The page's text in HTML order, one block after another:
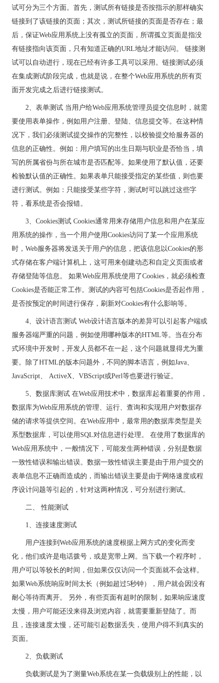
试可分为三个方面。首先，测试所有链接是否按指示的那样确实
链接到了该链接的页面；其次，测试所链接的页面是否存在；最
后，保证Web应用系统上没有孤立的页面，所谓孤立页面是指没
有链接指向该页面，只有知道正确的URL地址才能访问。 链接测
试可以自动进行，现在已经有许多工具可以采用。链接测试必须
在集成测试阶段完成，也就是说，在整个Web应用系统的所有页
面开发完成之后进行链接测试。
2、表单测试 当用户给Web应用系统管理员提交信息时，就需
要使用表单操作，例如用户注册、登陆、信息提交等。在这种情
况下，我们必须测试提交操作的完整性，以校验提交给服务器的
信息的正确性。例如：用户填写的出生日期与职业是否恰当，填
写的所属省份与所在城市是否匹配等。如果使用了默认值，还要
检验默认值的正确性。如果表单只能接受指定的某些值，则也要
进行测试。例如：只能接受某些字符，测试时可以跳过这些字
符，看系统是否会报错。
3、Cookies测试 Cookies通常用来存储用户信息和用户在某应
用系统的操作，当一个用户使用Cookies访问了某一个应用系统
时，Web服务器将发送关于用户的信息，把该信息以Cookies的形
式存储在客户端计算机上，这可用来创建动态和自定义页面或者
存储登陆等信息。 如果Web应用系统使用了Cookies，就必须检查
Cookies是否能正常工作。测试的内容可包括Cookies是否起作用，
是否按预定的时间进行保存，刷新对Cookies有什么影响等。
4、设计语言测试 Web设计语言版本的差异可以引起客户端或
服务器端严重的问题，例如使用哪种版本的HTML等。当在分布
式环境中开发时，开发人员都不在一起，这个问题就显得尤为重
要。除了HTML的版本问题外，不同的脚本语言，例如Java、
JavaScript、 ActiveX、VBScript或Perl等也要进行验证。
5、数据库测试 在Web应用技术中，数据库起着重要的作用，
数据库为Web应用系统的管理、运行、查询和实现用户对数据存
储的请求等提供空间。在Web应用中，最常用的数据库类型是关
系型数据库，可以使用SQL对信息进行处理。 在使用了数据库的
Web应用系统中，一般情况下，可能发生两种错误，分别是数据
一致性错误和输出错误。数据一致性错误主要是由于用户提交的
表单信息不正确而造成的，而输出错误主要是由于网络速度或程
序设计问题等引起的，针对这两种情况，可分别进行测试。
二、 性能测试
1、连接速度测试
用户连接到Web应用系统的速度根据上网方式的变化而变
化，他们或许是电话拨号，或是宽带上网。当下载一个程序时，
用户可以等较长的时间，但如果仅仅访问一个页面就不会这样。
如果Web系统响应时间太长（例如超过5秒钟），用户就会因没有
耐心等待而离开。 另外，有些页面有超时的限制，如果响应速度
太慢，用户可能还没来得及浏览内容，就需要重新登陆了。而
且，连接速度太慢，还可能引起数据丢失，使用户得不到真实的
页面。
2、负载测试
负载测试是为了测量Web系统在某一负载级别上的性能，以